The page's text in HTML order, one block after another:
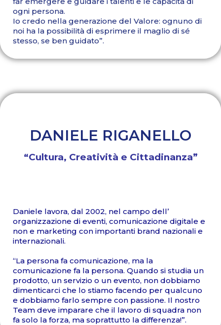
ogni persona.
Io credo nella generazione del Valore: ognuno di
noi ha la possibilità di esprimere il maglio di sé
stesso, se ben guidato”.
DANIELE RIGANELLO
“Cultura, Creatività e Cittadinanza”
Daniele lavora, dal 2002, nel campo dell’
organizzazione di eventi, comunicazione digitale e
non e marketing con importanti brand nazionali e
internazionali.
“La persona fa comunicazione, ma la
comunicazione fa la persona. Quando si studia un
prodotto, un servizio o un evento, non dobbiamo
dimenticarci che lo stiamo facendo per qualcuno
e dobbiamo farlo sempre con passione. Il nostro
Team deve imparare che il lavoro di squadra non
fa solo la forza, ma soprattutto la differenza!”.